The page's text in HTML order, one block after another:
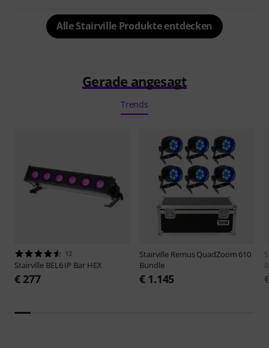
Alle Stairville Produkte entdecken
Gerade angesagt
Trends
12
Stairville BEL6 IP Bar HEX
€ 277
Stairville Remus QuadZoom 610
Bundle
€ 1.145